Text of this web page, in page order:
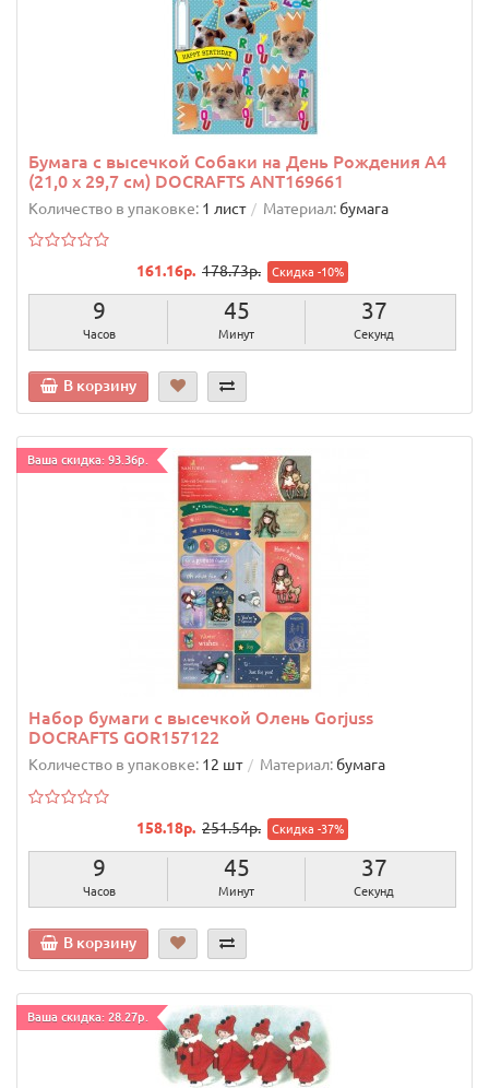
Бумага с высечкой Собаки на День Рождения А4
(21,0 х 29,7 см) DOCRAFTS ANT169661
Количество в упаковке: 1 лист Материал: бумага
161.16р. 178.73р. Скидка -10%
9
Часов
45
Минут
36
Секунд
В корзину
Ваша скидка: 93.36р.
Набор бумаги с высечкой Олень Gorjuss
DOCRAFTS GOR157122
Количество в упаковке: 12 шт Материал: бумага
158.18р. 251.54р. Скидка -37%
9
Часов
45
Минут
36
Секунд
В корзину
Ваша скидка: 28.27р.